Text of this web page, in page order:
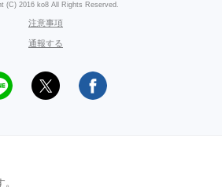
(C) 2016 ko8 All Rights Reserved.
注意事項
通報する